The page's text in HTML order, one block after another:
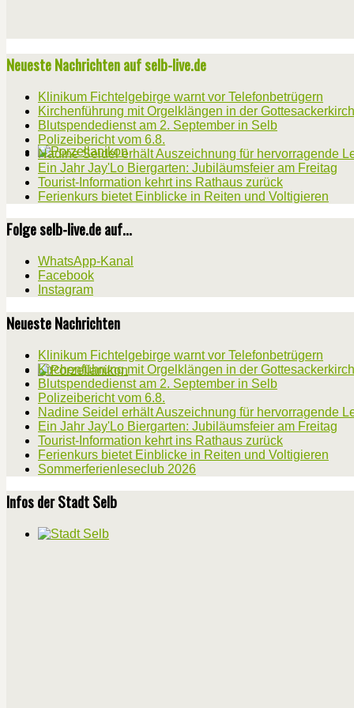
Neueste Nachrichten auf selb-live.de
Klinikum Fichtelgebirge warnt vor Telefonbetrügern
Kirchenführung mit Orgelklängen in der
Blutspendedienst am 2. September in Selb
Polizeibericht vom 6.8.
Nadine Seidel erhält Auszeichnung für hervorragende
Ein Jahr Jay'Lo Biergarten: Jubiläumsfeier am Freitag
Tourist-Information kehrt ins Rathaus zurück
Ferienkurs bietet Einblicke in Reiten und Voltigieren
Folge selb-live.de auf...
WhatsApp-Kanal
Facebook
Instagram
Neueste Nachrichten
Klinikum Fichtelgebirge warnt vor Telefonbetrügern
Kirchenführung mit Orgelklängen in der
Blutspendedienst am 2. September in Selb
Polizeibericht vom 6.8.
Nadine Seidel erhält Auszeichnung für hervorragende
Ein Jahr Jay'Lo Biergarten: Jubiläumsfeier am Freitag
Tourist-Information kehrt ins Rathaus zurück
Ferienkurs bietet Einblicke in Reiten und Voltigieren
Sommerferienleseclub 2026
Infos der Stadt Selb